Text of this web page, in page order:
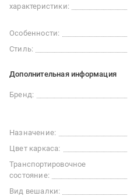
характеристики:
Особенности:
Стиль:
Дополнительная информация
Бренд:
Назначение:
Цвет каркаса:
Транспортировочное
состояние:
Вид вешалки: